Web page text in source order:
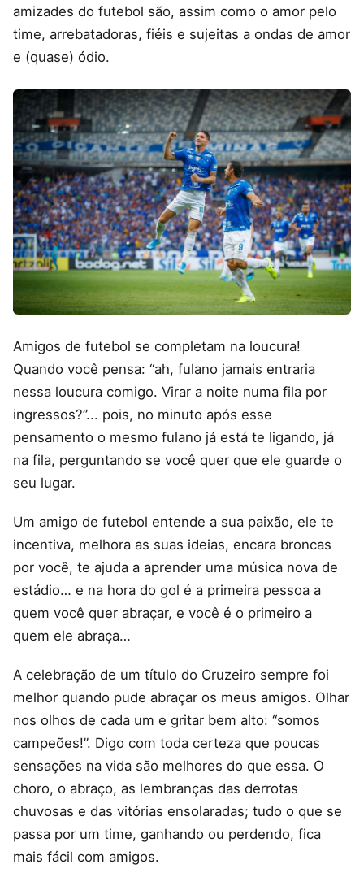
amizades do futebol são, assim como o amor pelo
time, arrebatadoras, fiéis e sujeitas a ondas de amor
e (quase) ódio.
Amigos de futebol se completam na loucura!
Quando você pensa: “ah, fulano jamais entraria
nessa loucura comigo. Virar a noite numa fila por
ingressos?”... pois, no minuto após esse
pensamento o mesmo fulano já está te ligando, já
na fila, perguntando se você quer que ele guarde o
seu lugar.
Um amigo de futebol entende a sua paixão, ele te
incentiva, melhora as suas ideias, encara broncas
por você, te ajuda a aprender uma música nova de
estádio… e na hora do gol é a primeira pessoa a
quem você quer abraçar, e você é o primeiro a
quem ele abraça…
A celebração de um título do Cruzeiro sempre foi
melhor quando pude abraçar os meus amigos. Olhar
nos olhos de cada um e gritar bem alto: “somos
campeões!”. Digo com toda certeza que poucas
sensações na vida são melhores do que essa. O
choro, o abraço, as lembranças das derrotas
chuvosas e das vitórias ensolaradas; tudo o que se
passa por um time, ganhando ou perdendo, fica
mais fácil com amigos.